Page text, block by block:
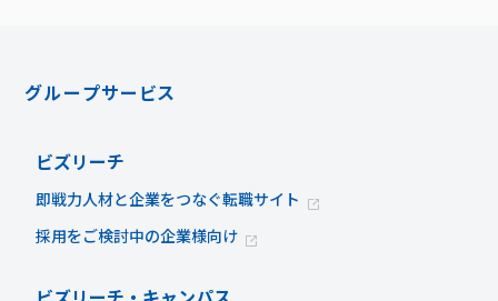
グループサービス
ビズリーチ
即戦力人材と企業をつなぐ転職サイト
採用をご検討中の企業様向け